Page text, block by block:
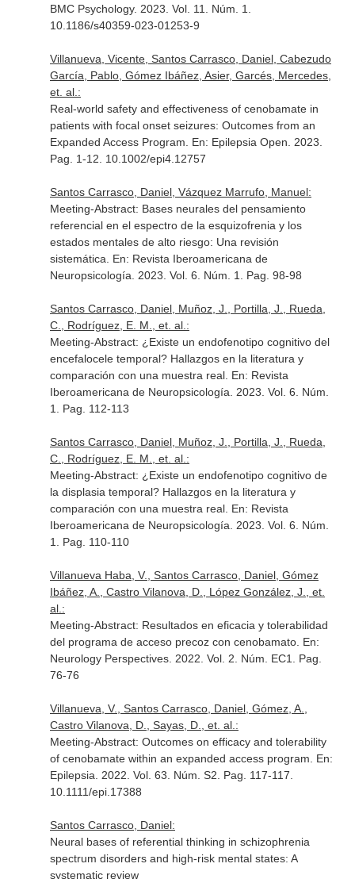
BMC Psychology. 2023. Vol. 11. Núm. 1.
10.1186/s40359-023-01253-9
Villanueva, Vicente, Santos Carrasco, Daniel, Cabezudo
García, Pablo, Gómez Ibáñez, Asier, Garcés, Mercedes,
et. al.:
Real-world safety and effectiveness of cenobamate in
patients with focal onset seizures: Outcomes from an
Expanded Access Program. En: Epilepsia Open . 2023.
Pag. 1-12. 10.1002/epi4.12757
Santos Carrasco, Daniel, Vázquez Marrufo, Manuel:
Meeting-Abstract: Bases neurales del pensamiento
referencial en el espectro de la esquizofrenia y los
estados mentales de alto riesgo: Una revisión
sistemática. En: Revista Iberoamericana de
Neuropsicología . 2023. Vol. 6. Núm. 1. Pag. 98-98
Santos Carrasco, Daniel, Muñoz, J., Portilla, J., Rueda,
C., Rodríguez, E. M., et. al.:
Meeting-Abstract: ¿Existe un endofenotipo cognitivo del
encefalocele temporal? Hallazgos en la literatura y
comparación con una muestra real. En: Revista
Iberoamericana de Neuropsicología . 2023. Vol. 6. Núm.
1. Pag. 112-113
Santos Carrasco, Daniel, Muñoz, J., Portilla, J., Rueda,
C., Rodríguez, E. M., et. al.:
Meeting-Abstract: ¿Existe un endofenotipo cognitivo de
la displasia temporal? Hallazgos en la literatura y
comparación con una muestra real. En: Revista
Iberoamericana de Neuropsicología . 2023. Vol. 6. Núm.
1. Pag. 110-110
Villanueva Haba, V., Santos Carrasco, Daniel, Gómez
Ibáñez, A., Castro Vilanova, D., López González, J., et.
al.:
Meeting-Abstract: Resultados en eficacia y tolerabilidad
del programa de acceso precoz con cenobamato. En:
Neurology Perspectives. 2022. Vol. 2. Núm. EC1. Pag.
76-76
Villanueva, V., Santos Carrasco, Daniel, Gómez, A.,
Castro Vilanova, D., Sayas, D., et. al.:
Meeting-Abstract: Outcomes on efficacy and tolerability
of cenobamate within an expanded access program. En:
Epilepsia . 2022. Vol. 63. Núm. S2. Pag. 117-117.
10.1111/epi.17388
Santos Carrasco, Daniel:
Neural bases of referential thinking in schizophrenia
spectrum disorders and high-risk mental states: A
systematic review